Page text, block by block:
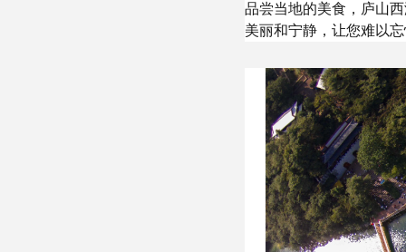
品尝当地的美食，庐山
美丽和宁静，让您难以